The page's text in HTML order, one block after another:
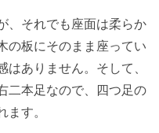
、それでも座面は柔らか
の板にそのまま座ってい
ありません。そして、
二本足なので、四つ足の
す。